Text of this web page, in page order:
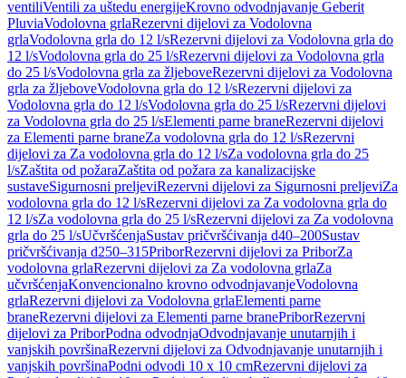
ventiliVentili za uštedu energijeKrovno odvodnjavanje Geberit
PluviaVodolovna grlaRezervni dijelovi za Vodolovna
grlaVodolovna grla do 12 l/sRezervni dijelovi za Vodolovna grla do
12 l/sVodolovna grla do 25 l/sRezervni dijelovi za Vodolovna grla
do 25 l/sVodolovna grla za žljeboveRezervni dijelovi za Vodolovna
grla za žljeboveVodolovna grla do 12 l/sRezervni dijelovi za
Vodolovna grla do 12 l/sVodolovna grla do 25 l/sRezervni dijelovi
za Vodolovna grla do 25 l/sElementi parne braneRezervni dijelovi
za Elementi parne braneZa vodolovna grla do 12 l/sRezervni
dijelovi za Za vodolovna grla do 12 l/sZa vodolovna grla do 25
l/sZaštita od požaraZaštita od požara za kanalizacijske
sustaveSigurnosni preljeviRezervni dijelovi za Sigurnosni preljeviZa
vodolovna grla do 12 l/sRezervni dijelovi za Za vodolovna grla do
12 l/sZa vodolovna grla do 25 l/sRezervni dijelovi za Za vodolovna
grla do 25 l/sUčvršćenjaSustav pričvršćivanja d40–200Sustav
pričvršćivanja d250–315PriborRezervni dijelovi za PriborZa
vodolovna grlaRezervni dijelovi za Za vodolovna grlaZa
učvršćenjaKonvencionalno krovno odvodnjavanjeVodolovna
grlaRezervni dijelovi za Vodolovna grlaElementi parne
braneRezervni dijelovi za Elementi parne branePriborRezervni
dijelovi za PriborPodna odvodnjaOdvodnjavanje unutarnjih i
vanjskih površinaRezervni dijelovi za Odvodnjavanje unutarnjih i
vanjskih površinaPodni odvodi 10 x 10 cmRezervni dijelovi za